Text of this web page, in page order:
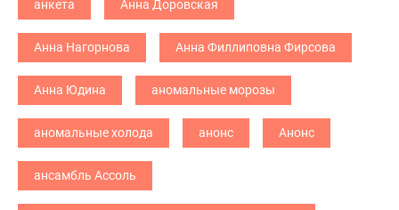
анкета Анна Доровская
Анна Нагорнова Анна Филлиповна Фирсова
Анна Юдина аномальные морозы
аномальные холода анонс Анонс
ансамбль Ассоль